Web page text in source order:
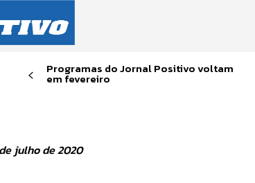
Programas do Jornal Positivo voltam
em fevereiro
julho de 2020